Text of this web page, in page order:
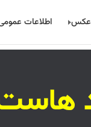
عکس اطلاعات